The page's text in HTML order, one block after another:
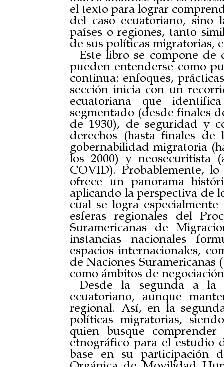
el texto para lograr
del caso ecuatoriano, sino
países o regiones, tanto
de sus políticas migratorias,
Este libro se compone de
pueden entenderse como
continua: enfoques,
sección inicia con un
ecuatoriana que
segmentado (desde finales
de 1930), de seguridad y
derechos (hasta finales
gobernabilidad migratoria
los 2000) y neosecuritista
COVID). Probablemente,
ofrece un panorama
aplicando la perspectiva de
cual se logra
esferas regionales del
Suramericanas de
instancias nacionales
espacios internacionales,
de Naciones Suramericanas
como ámbitos de
Desde la segunda a la
ecuatoriano, aunque
regional. Así, en la
políticas migratorias,
quien busque
etnográfico para el estudio
base en su participación